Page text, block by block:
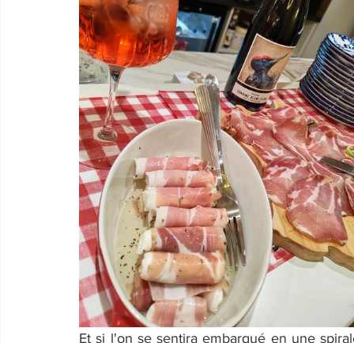
Et si l'on se sentira embarqué en une